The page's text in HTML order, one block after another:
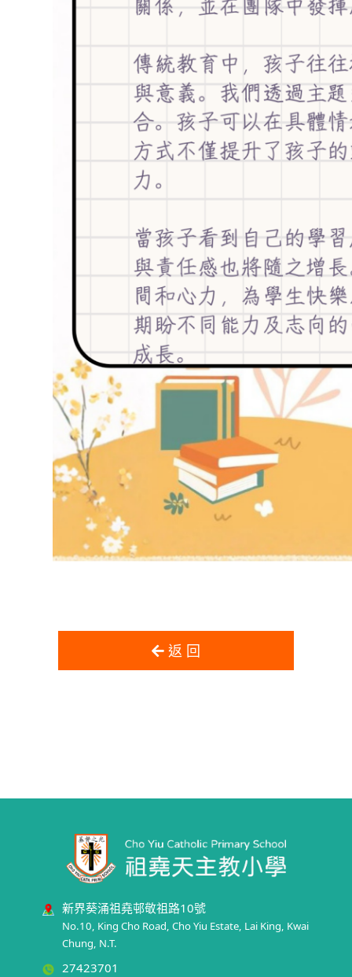
返 回
新界葵涌祖堯邨敬祖路10號
No.10, King Cho Road, Cho Yiu Estate, Lai King, Kwai
Chung, N.T.
27423701